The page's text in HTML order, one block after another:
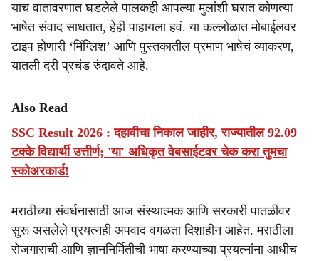
याच वातावरणात घडलेले पालकही आपल्या मुलांशी घरात कोणत्या
भाषेत संवाद साधतात, हेही पाहायला हवं. या कल्लोळात मोबाईलवर
टाइप होणारी ‘मिंग्लिश’ आणि पुस्तकातील प्रमाण भाषेचं व्याकरण,
यातली दरी प्रचंड रुंदावते आहे.
Also Read
SSC Result 2026 : दहावीचा निकाल जाहीर, राज्यातील 92.09
टक्के विद्यार्थी उत्तीर्ण; 'या' अधिकृत वेबसाईटवर चेक करा तुमचा
स्कोअरकार्ड!
मराठीच्या संवर्धनासाठी आज संस्थात्मक आणि सरकारी पातळीवर
सुरू असलेले प्रयत्नही अपवाद वगळता दिशाहीन आहेत. मराठीला
रोजगाराची आणि ज्ञाननिर्मितीची भाषा करण्याच्या प्रयत्नांना आधीच